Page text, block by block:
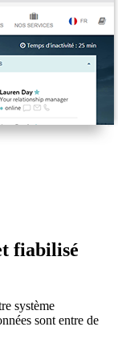
fiabilisé
système
sont entre de